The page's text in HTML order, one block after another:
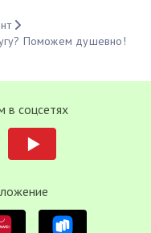
Поможем душевно!
в соцсетях